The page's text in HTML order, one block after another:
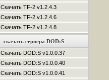
Скачать TF-2 v1.2.4.3
Скачать TF-2 v1.2.4.6
Скачать TF-2 v1.2.4.8
скачать сервера DOD:S
Скачать DOD:S v1.0.0.37
Скачать DOD:S v1.0.0.40
Скачать DOD:S v1.0.0.41